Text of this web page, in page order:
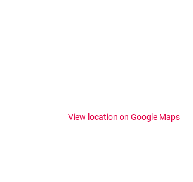
View location on Google Maps